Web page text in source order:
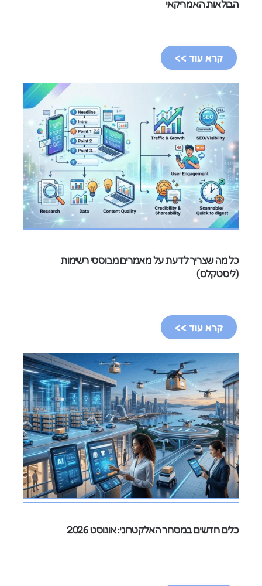
הבולאות האמריקאי
קרא עוד >>
כל מה שצריך לדעת על מאמרים מבוססי רשימות
(ליסטקלס)
קרא עוד >>
כלים חדשים במסחר האלקטרוני: אוגוסט 2026